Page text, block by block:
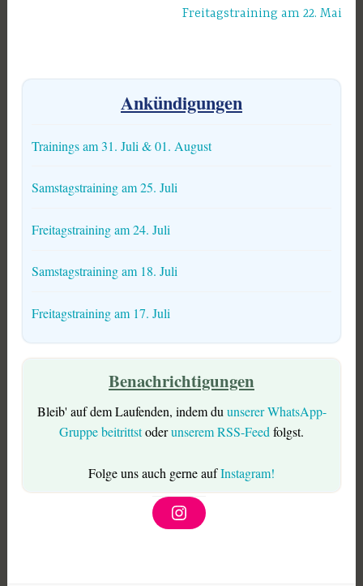
Freitagstraining am 22. Mai
Ankündigungen
Trainings am 31. Juli & 01. August
Samstagstraining am 25. Juli
Freitagstraining am 24. Juli
Samstagstraining am 18. Juli
Freitagstraining am 17. Juli
Benachrichtigungen
Bleib' auf dem Laufenden, indem du unserer WhatsApp-
Gruppe beitrittstoderunserem RSS-Feed folgst.
Folge uns auch gerne aufInstagram!
I
n